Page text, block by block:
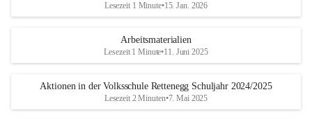
Lesezeit 1 Minute•15. Jan. 2026
Arbeitsmaterialien
Lesezeit 1 Minute•11. Juni 2025
Aktionen in der Volksschule Rettenegg Schuljahr 2024/2025
Lesezeit 2 Minuten•7. Mai 2025